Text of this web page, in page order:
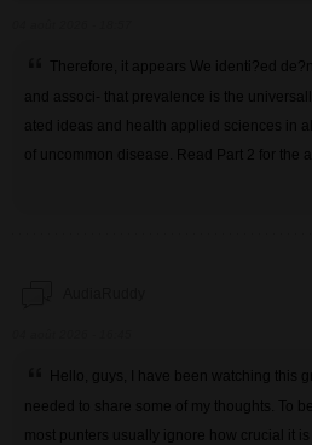
Therefore, it appears We identi?ed
and associ- that prevalence is the
ated ideas and health applied sciences in
of uncommon disease. Read Part 2 for the
Hello, guys, I have been watching this
needed to share some of my thoughts. To
most punters usually ignore how crucial it